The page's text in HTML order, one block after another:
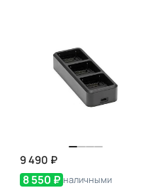
9 490 ₽
8 550 ₽ наличными